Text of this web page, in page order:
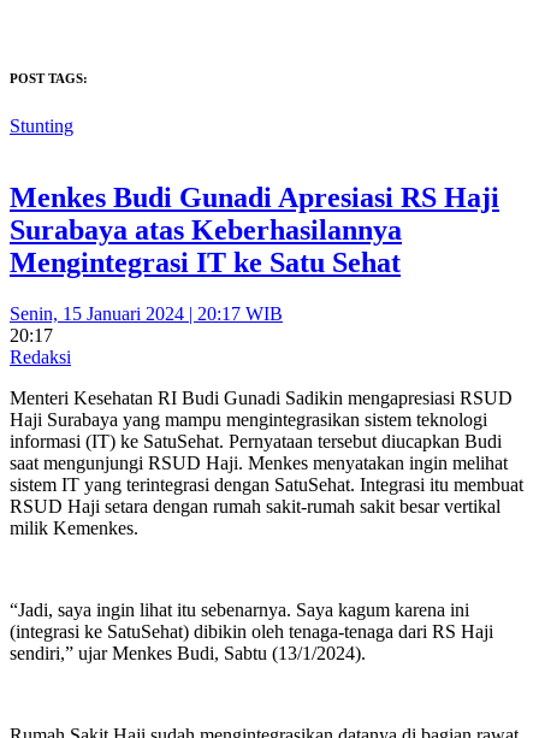
POST TAGS:
Stunting
Menkes Budi Gunadi Apresiasi RS Haji
Surabaya atas Keberhasilannya
Mengintegrasi IT ke Satu Sehat
Senin, 15 Januari 2024 | 20:17 WIB
20:17
Redaksi
Menteri Kesehatan RI Budi Gunadi Sadikin mengapresiasi RSUD
Haji Surabaya yang mampu mengintegrasikan sistem teknologi
informasi (IT) ke SatuSehat. Pernyataan tersebut diucapkan Budi
saat mengunjungi RSUD Haji. Menkes menyatakan ingin melihat
sistem IT yang terintegrasi dengan SatuSehat. Integrasi itu membuat
RSUD Haji setara dengan rumah sakit-rumah sakit besar vertikal
milik Kemenkes.
“Jadi, saya ingin lihat itu sebenarnya. Saya kagum karena ini
(integrasi ke SatuSehat) dibikin oleh tenaga-tenaga dari RS Haji
sendiri,” ujar Menkes Budi, Sabtu (13/1/2024).